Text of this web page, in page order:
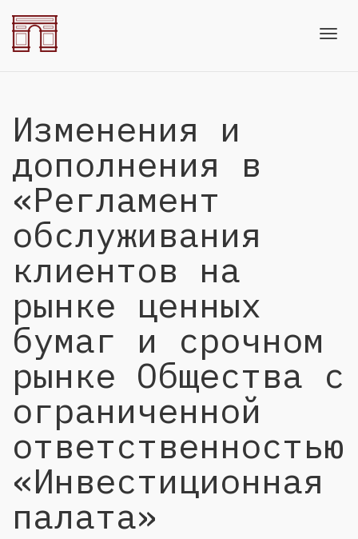
Изменения и
дополнения в
«Регламент
обслуживания
клиентов на
рынке ценных
бумаг и срочном
рынке Общества с
ограниченной
ответственностью
«Инвестиционная
палата»